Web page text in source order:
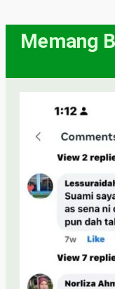
Memang